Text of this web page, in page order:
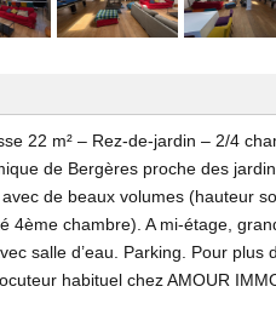
22 m² – Rez-de-jardin – 2/4
de Bergères proche des
de beaux volumes (hauteur
chambre). A mi-étage,
salle d’eau. Parking. Pour
habituel chez AMOUR